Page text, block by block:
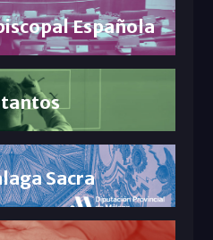
Española
Sacra